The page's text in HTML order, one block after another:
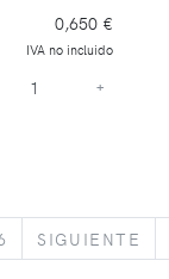
0,650 €
IVA no incluido
+
SIGUIENTE